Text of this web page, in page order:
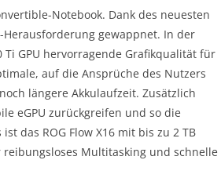
Notebook. Dank des neuesten
Herausforderung gewappnet. In der
Ti GPU hervorragende Grafikqualität für
auf die Ansprüche des Nutzers
längere Akkulaufzeit. Zusätzlich
eGPU zurückgreifen und so die
das ROG Flow X16 mit bis zu 2 TB
reibungsloses Multitasking und schnelle